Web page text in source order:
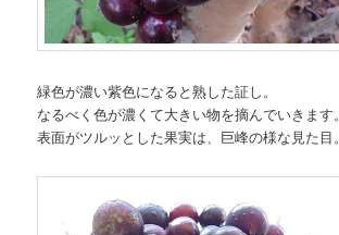
緑色が濃い紫色になると熟した証し。
なるべく色が濃くて大きい物を摘んでいきます。
表面がツルッとした果実は、巨峰の様な見た目。